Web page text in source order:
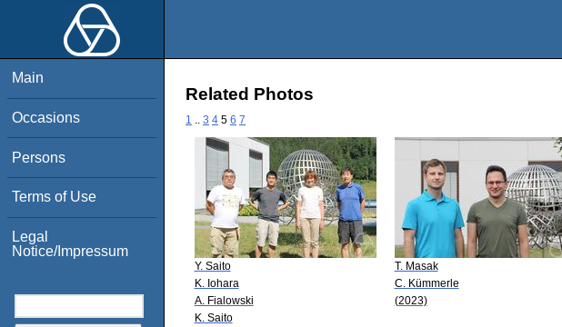
Main
Occasions
Persons
Terms of Use
Legal
Notice/Impressum
Related Photos
1 3 4 5 6 7
Y. Saito
K. Iohara
A. Fialowski
K. Saito
T. Masak
C. Kümmerle
(2023)